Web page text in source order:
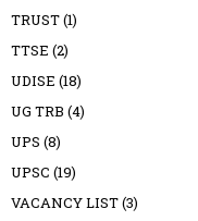
TRUST(1)
TTSE (2)
UDISE (18)
UG TRB (4)
UPS (8)
UPSC (19)
VACANCY LIST(3)